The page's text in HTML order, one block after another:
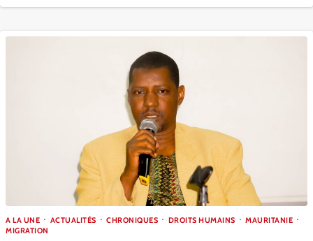
A LA UNE ACTUALITÉS CHRONIQUES DROITS HUMAINS
MAURITANIE
MIGRATION